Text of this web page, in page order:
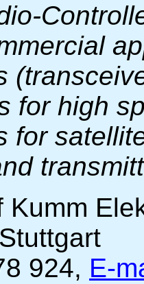
for high
for
924, E-